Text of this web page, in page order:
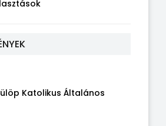
Katolikus Általános